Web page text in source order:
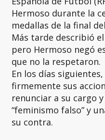
Hermoso durante la
medallas de la final
Más tarde describió
pero Hermoso negó
que no la respetaron.
En los días
firmemente sus
renunciar a su cargo
“feminismo falso” y
su contra.